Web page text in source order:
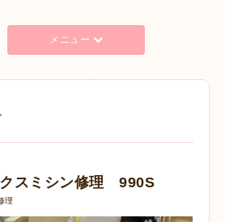
メニュー
スミシン修理 990S
理